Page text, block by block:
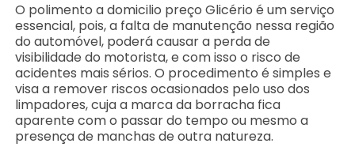
O polimento a domicilio preço Glicério é um serviço
essencial, pois, a falta de manutenção nessa região
do automóvel, poderá causar a perda de
visibilidade do motorista, e com isso o risco de
acidentes mais sérios. O procedimento é simples e
visa a remover riscos ocasionados pelo uso dos
limpadores, cuja a marca da borracha fica
aparente com o passar do tempo ou mesmo a
presença de manchas de outra natureza.